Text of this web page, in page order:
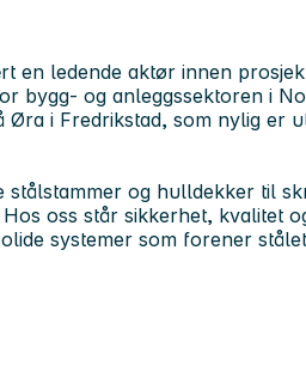
en ledende aktør innen
bygg- og anleggssektoren i
i Fredrikstad, som nylig er
og hulldekker til
oss står sikkerhet, kvalitet
systemer som forener